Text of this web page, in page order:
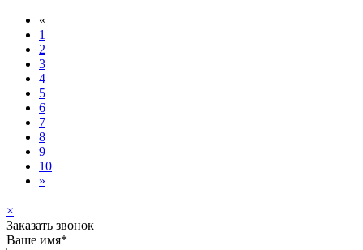
«
1
2
3
4
5
6
7
8
9
10
»
×
Заказать звонок
Ваше имя*